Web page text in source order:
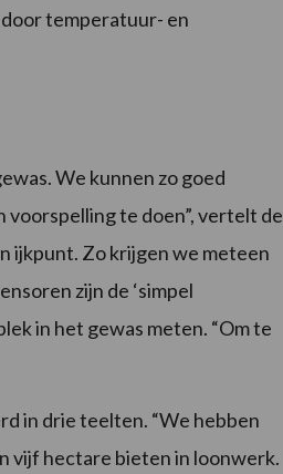
temperatuur- en
We kunnen zo goed
te doen”, vertelt de
ijkpunt. Zo krijgen we meteen
zijn de ‘simpel
in het gewas meten. “Om te
in drie teelten. “We hebben
vijf hectare bieten in loonwerk.